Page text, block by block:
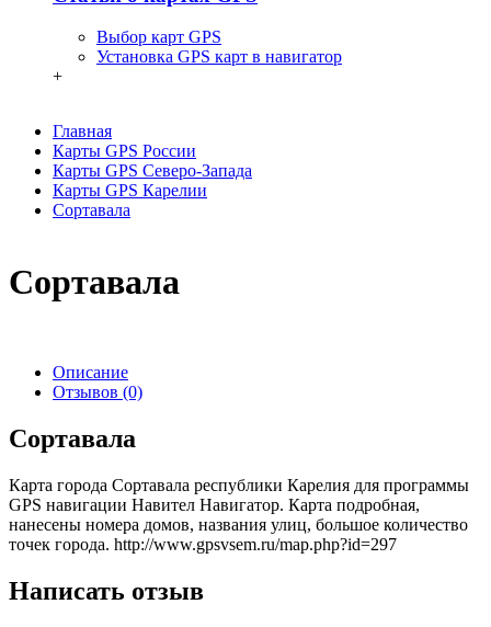
Выбор карт GPS
Установка GPS карт в навигатор
+
Главная
Карты GPS России
Карты GPS Северо-Запада
Карты GPS Карелии
Сортавала
Сортавала
Описание
Отзывов (0)
Сортавала
Карта города Сортавала республики Карелия для программы
GPS навигации Навител Навигатор. Карта подробная,
нанесены номера домов, названия улиц, большое количество
точек города. http://www.gpsvsem.ru/map.php?id=297
Написать отзыв